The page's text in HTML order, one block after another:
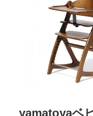
yamatoyaベ